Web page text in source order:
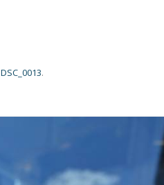
DSC_0013.